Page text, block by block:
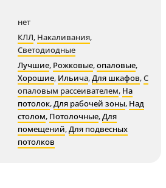
нет
КЛЛ, Накаливания,
Светодиодные
Лучшие, Рожковые,опаловые,
Хорошие, Ильича,Для шкафов,С
опаловым рассеивателем, На
потолок,Для рабочей зоны, Над
столом, Потолочные,Для
помещений,Для подвесных
потолков